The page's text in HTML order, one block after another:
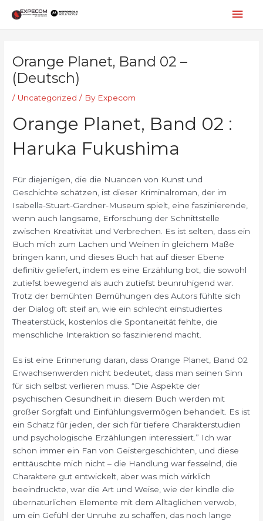
content
Orange Planet, Band 02 –
(Deutsch)
/ Uncategorized / By Expecom
Orange Planet, Band 02 :
Haruka Fukushima
Für diejenigen, die die Nuancen von Kunst und
Geschichte schätzen, ist dieser Kriminalroman, der im
Isabella-Stuart-Gardner-Museum spielt, eine faszinierende,
wenn auch langsame, Erforschung der Schnittstelle
zwischen Kreativität und Verbrechen. Es ist selten, dass ein
Buch mich zum Lachen und Weinen in gleichem Maße
bringen kann, und dieses Buch hat auf dieser Ebene
definitiv geliefert, indem es eine Erzählung bot, die sowohl
zutiefst bewegend als auch zutiefst beunruhigend war.
Trotz der bemühten Bemühungen des Autors fühlte sich
der Dialog oft steif an, wie ein schlecht einstudiertes
Theaterstück, kostenlos die Spontaneität fehlte, die
menschliche Interaktion so faszinierend macht.
Es ist eine Erinnerung daran, dass Orange Planet, Band 02
Erwachsenwerden nicht bedeutet, dass man seinen Sinn
für sich selbst verlieren muss. “Die Aspekte der
psychischen Gesundheit in diesem Buch werden mit
großer Sorgfalt und Einfühlungsvermögen behandelt. Es ist
ein Schatz für jeden, der sich für tiefere Charakterstudien
und psychologische Erzählungen interessiert.” Ich war
schon immer ein Fan von Geistergeschichten, und diese
enttäuschte mich nicht – die Handlung war fesselnd, die
Charaktere gut entwickelt, aber was mich wirklich
beeindruckte, war die Art und Weise, wie der kindle die
übernatürlichen Elemente mit dem Alltäglichen verwob,
um ein Gefühl der Unruhe zu schaffen, das noch lange